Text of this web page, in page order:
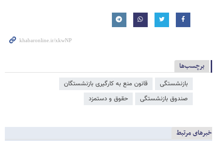
برچسب‌ها
بازنشستگی
قانون منع به کارگیری بازنشستگان
صندوق بازنشستگی
حقوق و دستمزد
خبرهای مرتبط